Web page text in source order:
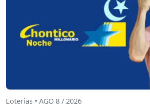
Loterías • AGO 8 / 2026